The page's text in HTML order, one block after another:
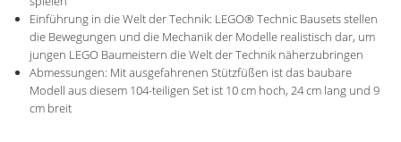
Einführung in die Welt der Technik: LEGO® Technic Bausets stellen
die Bewegungen und die Mechanik der Modelle realistisch dar, um
jungen LEGO Baumeistern die Welt der Technik näherzubringen
Abmessungen: Mit ausgefahrenen Stützfüßen ist das baubare
Modell aus diesem 104-teiligen Set ist 10 cm hoch, 24 cm lang und 9
cm breit